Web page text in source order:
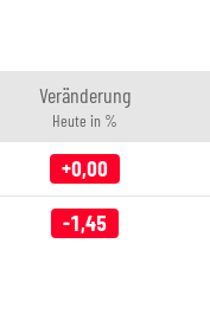
Veränderung
Heute in %
+0,00
-1,45